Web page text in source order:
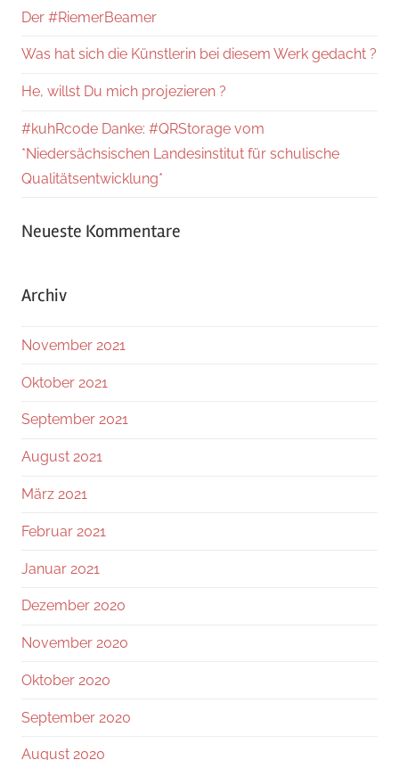
Der #RiemerBeamer
Was hat sich die Künstlerin bei diesem Werk gedacht ?
He, willst Du mich projezieren ?
#kuhRcode Danke: #QRStorage vom
*Niedersächsischen Landesinstitut für schulische
Qualitätsentwicklung*
Neueste Kommentare
Archiv
November 2021
Oktober 2021
September 2021
August 2021
März 2021
Februar 2021
Januar 2021
Dezember 2020
November 2020
Oktober 2020
September 2020
August 2020